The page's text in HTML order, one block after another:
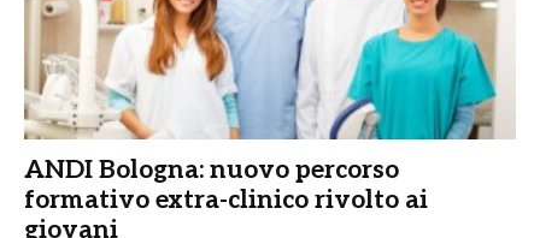
ANDI Bologna: nuovo percorso
formativo extra-clinico rivolto ai
giovani